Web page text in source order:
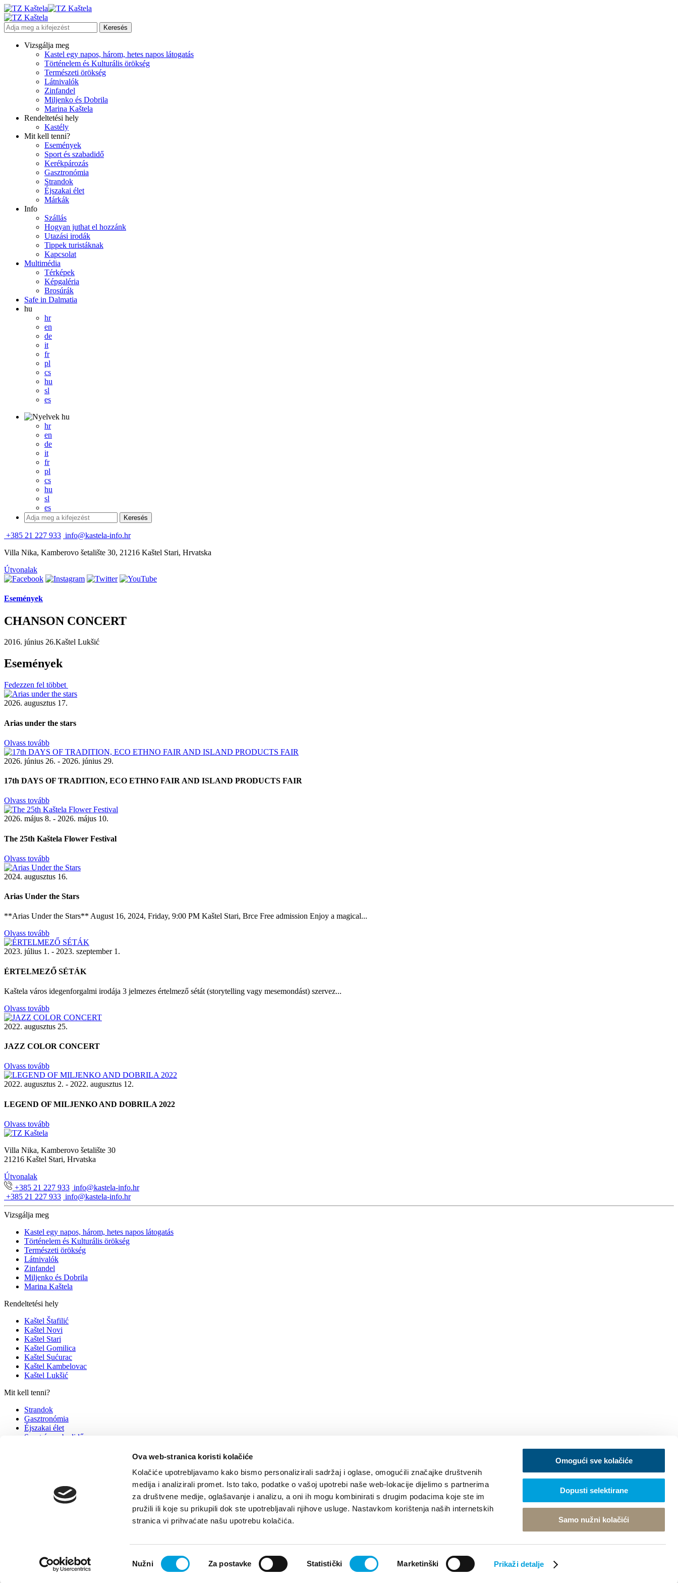
Ova web-stranica koristi kolačiće
Kolačiće upotrebljavamo kako bismo personalizirali sadržaj i oglase, omogućili značajke društvenih
medija i analizirali promet. Isto tako, podatke o vašoj upotrebi naše web-lokacije dijelimo s partnerima
za društvene medije, oglašavanje i analizu, a oni ih mogu kombinirati s drugim podacima koje ste im
pružili ili koje su prikupili dok ste upotrebljavali njihove usluge. Nastavkom korištenja naših internetskih
stranica vi prihvaćate našu upotrebu kolačića.
pristanka
Nužni Za postavke Statistički Marketinški Prikaži detalje
Omogući sve kolačiće
Dopusti selektirane
Samo nužni kolačići
Vizsgálja meg
Kastel egy napos, három, hetes napos látogatás
Történelem és Kulturális örökség
Természeti örökség
Látnivalók
Zinfandel
Miljenko és Dobrila
Marina Kaštela
Rendeltetési hely
Kastély
Mit kell tenni?
Események
Sport és szabadidő
Kerékpározás
Gasztronómia
Strandok
Éjszakai élet
Márkák
Info
Szállás
Hogyan juthat el hozzánk
Utazási irodák
Tippek turistáknak
Kapcsolat
Multimédia
Térképek
Képgaléria
Brosúrák
Safe in Dalmatia
hu
hr
en
de
it
fr
pl
cs
hu
sl
es
hu
hr
en
de
it
fr
pl
cs
hu
sl
es
+385 21 227 933 info@kastela-info.hr
Villa Nika, Kamberovo šetalište 30, 21216 Kaštel Stari, Hrvatska
Útvonalak
Események
CHANSON CONCERT
2016. június 26.Kaštel Lukšić
Események
Fedezzen fel többet
2026. augusztus 17.
Arias under the stars
Olvass tovább
2026. június 26. - 2026. június 29.
17th DAYS OF TRADITION, ECO ETHNO FAIR AND ISLAND PRODUCTS FAIR
Olvass tovább
2026. május 8. - 2026. május 10.
The 25th Kaštela Flower Festival
Olvass tovább
2024. augusztus 16.
Arias Under the Stars
**Arias Under the Stars** August 16, 2024, Friday, 9:00 PM Kaštel Stari, Brce Free admission Enjoy a magical...
Olvass tovább
2023. július 1. - 2023. szeptember 1.
ÉRTELMEZŐ SÉTÁK
Kaštela város idegenforgalmi irodája 3 jelmezes értelmező sétát (storytelling vagy mesemondást) szervez...
Olvass tovább
2022. augusztus 25.
JAZZ COLOR CONCERT
Olvass tovább
2022. augusztus 2. - 2022. augusztus 12.
LEGEND OF MILJENKO AND DOBRILA 2022
Olvass tovább
Villa Nika, Kamberovo šetalište 30
21216 Kaštel Stari, Hrvatska
Útvonalak
+385 21 227 933 info@kastela-info.hr
+385 21 227 933 info@kastela-info.hr
Vizsgálja meg
Kastel egy napos, három, hetes napos látogatás
Történelem és Kulturális örökség
Természeti örökség
Látnivalók
Zinfandel
Miljenko és Dobrila
Marina Kaštela
Rendeltetési hely
Kaštel Štafilić
Kaštel Novi
Kaštel Stari
Kaštel Gomilica
Kaštel Sućurac
Kaštel Kambelovac
Kaštel Lukšić
Mit kell tenni?
Strandok
Gasztronómia
Éjszakai élet
Sport és szabadidő
Hogyan juthat el hozzánk
Tippek turistáknak